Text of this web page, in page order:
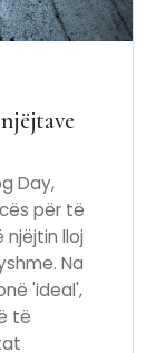
Day,
për të
lloj
Na
'ideal',
të